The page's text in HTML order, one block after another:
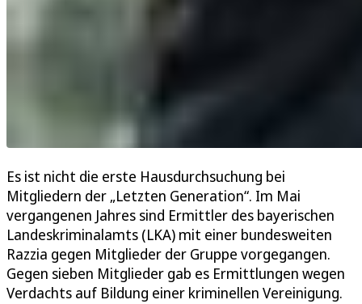
Es ist nicht die erste Hausdurchsuchung bei
Mitgliedern der „Letzten Generation“. Im Mai
vergangenen Jahres sind Ermittler des bayerischen
Landeskriminalamts (LKA) mit einer bundesweiten
Razzia gegen Mitglieder der Gruppe vorgegangen.
Gegen sieben Mitglieder gab es Ermittlungen wegen
Verdachts auf Bildung einer kriminellen Vereinigung.